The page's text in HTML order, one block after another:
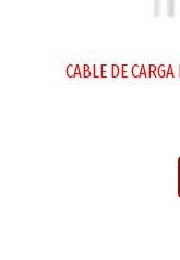
CABLE DE